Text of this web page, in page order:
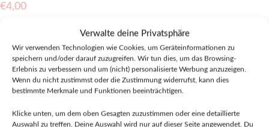
Verwalte deine Privatsphäre
Wir verwenden Technologien wie Cookies, um Geräteinformationen zu
speichern und/oder darauf zuzugreifen. Wir tun dies, um das Browsing-
Erlebnis zu verbessern und um (nicht) personalisierte Werbung anzuzeigen.
Wenn du nicht zustimmst oder die Zustimmung widerrufst, kann dies
bestimmte Merkmale und Funktionen beeinträchtigen.
Klicke unten, um dem oben Gesagten zuzustimmen oder eine detaillierte
Auswahl zu treffen. Deine Auswahl wird nur auf dieser Seite angewendet. Du
€4,00
Bitte beachte die Versandkosten bei Bestellungen über mehrere Verkäufer.
Diese kannst du imWarenkorboder an der Kasseüberprüfen.
Zur Wunschliste hinzufügen
Vergleichen
Verkauft durch Punkrock-ShopMissbrauch melden